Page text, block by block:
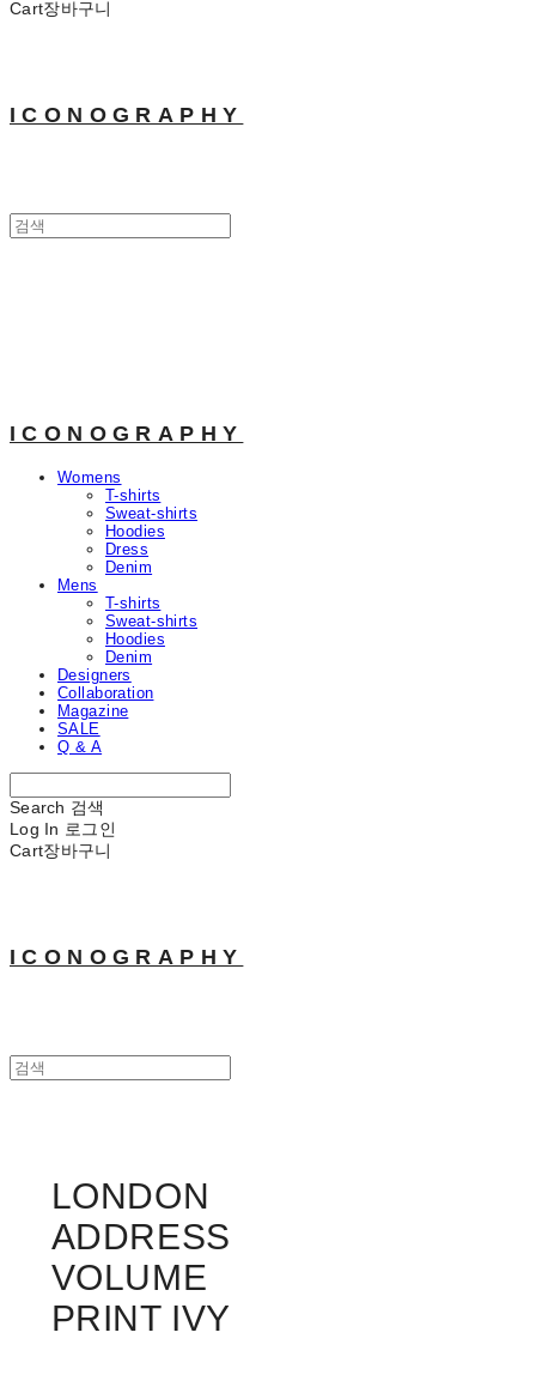
Cart장바구니
ICONOGRAPHY
ICONOGRAPHY
Womens
T-shirts
Sweat-shirts
Hoodies
Dress
Denim
Mens
T-shirts
Sweat-shirts
Hoodies
Denim
Designers
Collaboration
Magazine
SALE
Q & A
Search 검색
Log In 로그인
Cart장바구니
ICONOGRAPHY
LONDON
ADDRESS
VOLUME
PRINT IVY